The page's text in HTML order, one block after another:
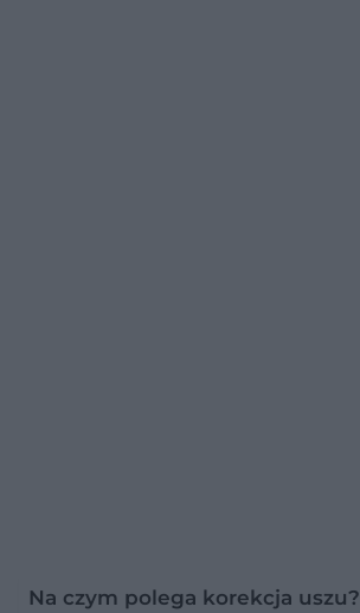
Na czym polega korekcja uszu?